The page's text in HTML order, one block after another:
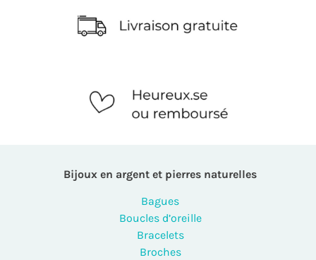
Bijoux en argent et pierres naturelles
Bagues
Boucles d’oreille
Bracelets
Broches